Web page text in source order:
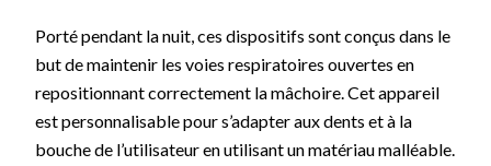
Porté pendant la nuit, ces dispositifs sont conçus dans le
but de maintenir les voies respiratoires ouvertes en
repositionnant correctement la mâchoire. Cet appareil
est personnalisable pour s’adapter aux dents et à la
bouche de l’utilisateur en utilisant un matériau malléable.